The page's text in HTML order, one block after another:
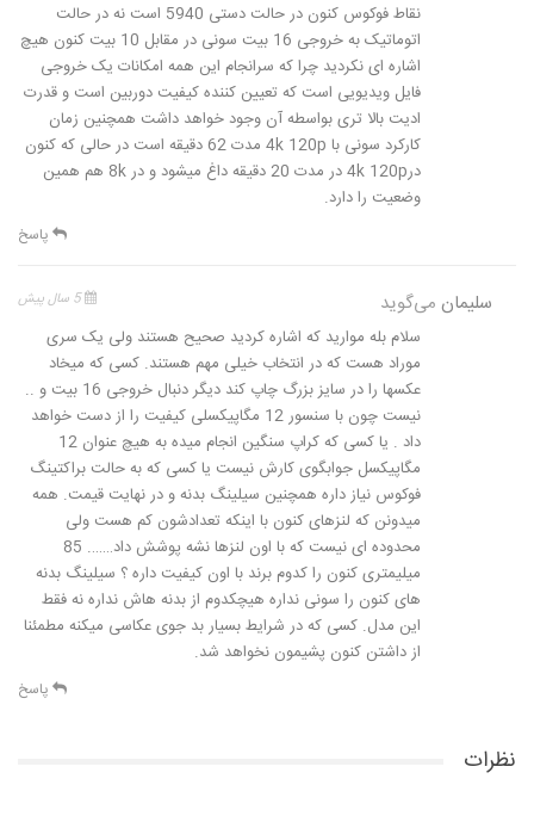
نقاط فوکوس کنون در حالت دستی 5940 است نه در حالت
اتوماتیک به خروجی 16 بیت سونی در مقابل 10 بیت کنون هیچ
اشاره ای نکردید چرا که سرانجام این همه امکانات یک خروجی
فایل ویدیویی است که تعیین کننده کیفیت دوربین است و قدرت
ادیت بالا تری بواسطه آن وجود خواهد داشت همچنین زمان
کارکرد سونی با 4k 120p مدت 62 دقیقه است در حالی که کنون
در4k 120p در مدت 20 دقیقه داغ میشود و در 8k هم همین
وضعیت را دارد.
پاسخ
سلیمان می‌گوید 5 سال پیش
سلام بله موارید که اشاره کردید صحیح هستند ولی یک سری
موراد هست که در انتخاب خیلی مهم هستند. کسی که میخاد
عکسها را در سایز بزرگ چاپ کند دیگر دنبال خروجی 16 بیت و ..
نیست چون با سنسور 12 مگاپیکسلی کیفیت را از دست خواهد
داد . یا کسی که کراپ سنگین انجام میده به هیچ عنوان 12
مگاپیکسل جوابگوی کارش نیست یا کسی که به حالت براکتینگ
فوکوس نیاز داره همچنین سیلینگ بدنه و در نهایت قیمت. همه
میدونن که لنزهای کنون با اینکه تعدادشون کم هست ولی
محدوده ای نیست که با اون لنزها نشه پوشش داد……. 85
میلیمتری کنون را کدوم برند با اون کیفیت داره ؟ سیلینگ بدنه
های کنون را سونی نداره هیچکدوم از بدنه هاش نداره نه فقط
این مدل. کسی که در شرایط بسیار بد جوی عکاسی میکنه مطمئنا
از داشتن کنون پشیمون نخواهد شد.
پاسخ
نظرات